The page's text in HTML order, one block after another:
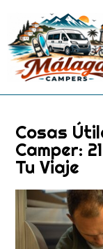
Cosas
Camper:
Tu Viaje